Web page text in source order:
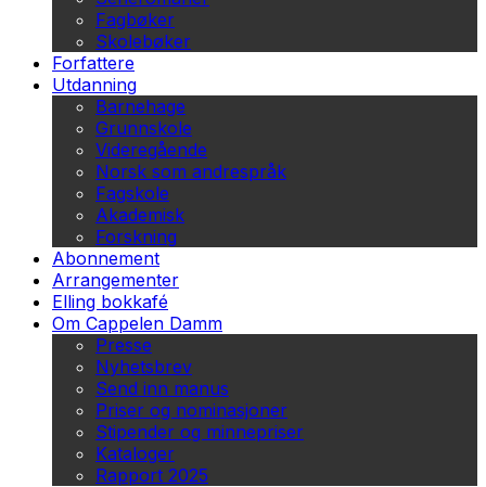
Fagbøker
Skolebøker
Forfattere
Utdanning
Barnehage
Grunnskole
Videregående
Norsk som andrespråk
Fagskole
Akademisk
Forskning
Abonnement
Arrangementer
Elling bokkafé
Om Cappelen Damm
Presse
Nyhetsbrev
Send inn manus
Priser og nominasjoner
Stipender og minnepriser
Kataloger
Rapport 2025